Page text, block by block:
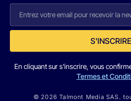
S'INSCRIRE
En cliquant sur s'inscrire, vous
Termes et
© 2026 Talmont Media SAS.